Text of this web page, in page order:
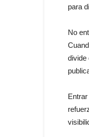
para
No
divide